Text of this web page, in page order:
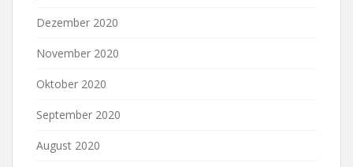
Dezember 2020
November 2020
Oktober 2020
September 2020
August 2020